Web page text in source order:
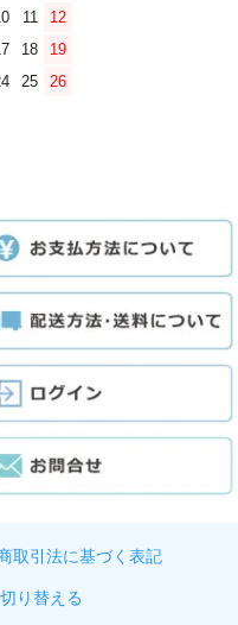
11
12
18
19
25
26
取引法に基づく表記
り替える